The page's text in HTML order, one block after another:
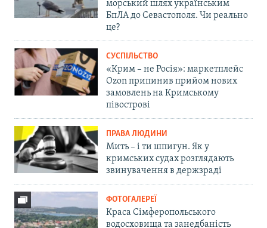
морський шлях українським
БпЛА до Севастополя. Чи реально
це?
СУСПІЛЬСТВО
«Крим – не Росія»: маркетплейс
Ozon припинив прийом нових
замовлень на Кримському
півострові
ПРАВА ЛЮДИНИ
Мить – і ти шпигун. Як у
кримських судах розглядають
звинувачення в держзраді
ФОТОГАЛЕРЕЇ
Краса Сімферопольського
водосховища та занедбаність